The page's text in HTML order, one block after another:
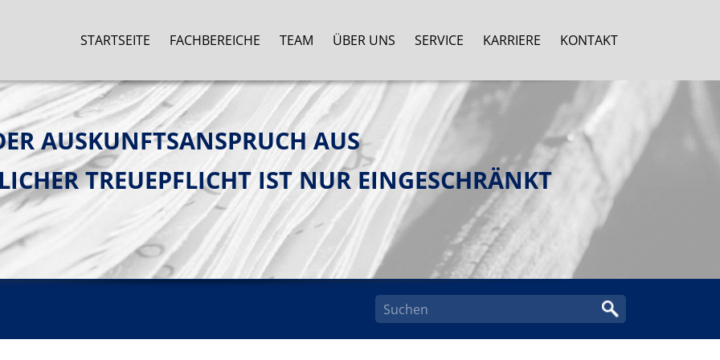
STARTSEITE FACHBEREICHE TEAM ÜBER UNS SERVICE KARRIERE KONTAKT
AUSKUNFTSANSPRUCH AUS
TREUEPFLICHT IST NUR EINGESCHRÄNKT